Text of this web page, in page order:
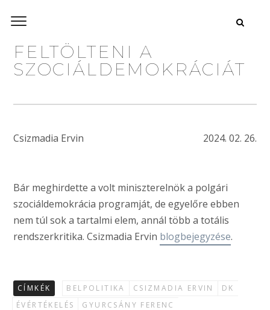
FELTÖLTENI A
SZOCIÁLDEMOKRÁCIÁT
Csizmadia Ervin 2024. 02. 26.
Bár meghirdette a volt miniszterelnök a polgári
szociáldemokrácia programját, de egyelőre ebben
nem túl sok a tartalmi elem, annál több a totális
rendszerkritika. Csizmadia Ervin blogbejegyzése.
CÍMKÉK BELPOLITIKA CSIZMADIA ERVIN
DK
ÉVÉRTÉKELÉS
GYURCSÁNY FERENC